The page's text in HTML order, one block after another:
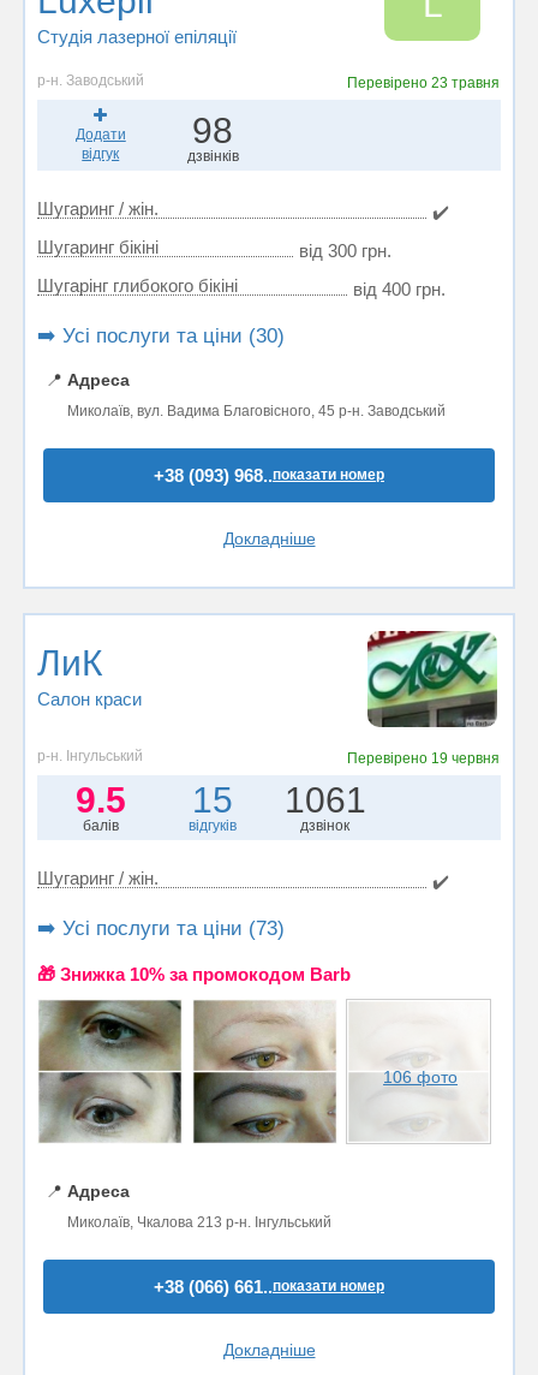
Студія лазерної епіляції
р-н. Заводський Перевірено23 травня
Додати
відгук
98
дзвінків
Шугаринг / жін.
✔️
Шугаринг бікіні
від 300 грн.
Шугарінг глибокого бікіні
від 400 грн.
➡️ Усі послуги та ціни (30)
📍 Адреса
Миколаїв, вул. Вадима Благовісного, 45 р-н. Заводський
+38 (093) 968..показати номер
Докладніше
ЛиК
Салон краси
р-н. Інгульський Перевірено 19 червня
9.5
балів
15
відгуків
1061
дзвінок
Шугаринг / жін. ✔️
➡️ Усі послуги та ціни (73)
🎁 Знижка 10% за промокодом Barb
106 фото
📍 Адреса
Миколаїв, Чкалова 213 р-н. Інгульський
+38 (066) 661..показати номер
Докладніше